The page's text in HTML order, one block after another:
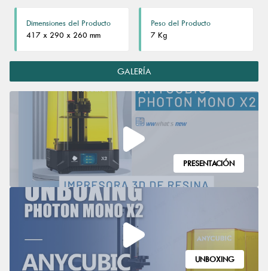
Dimensiones del Producto
417 x 290 x 260 mm
Peso del Producto
7 Kg
GALERÍA
PRESENTACIÓN
UNBOXING